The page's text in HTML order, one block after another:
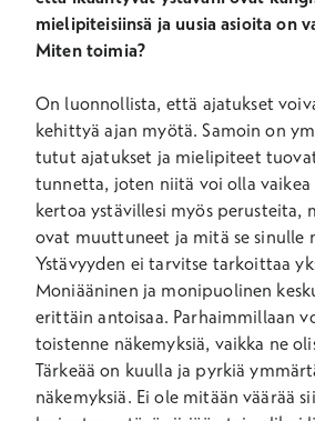
mielipiteisiinsä ja uusia asioita on
Miten toimia?
On luonnollista, että ajatukset
kehittyä ajan myötä. Samoin on
tutut ajatukset ja mielipiteet
tunnetta, joten niitä voi olla
kertoa ystävillesi myös perusteita,
ovat muuttuneet ja mitä se sinulle
Ystävyyden ei tarvitse tarkoittaa
Moniääninen ja monipuolinen
erittäin antoisaa. Parhaimmillaan
toistenne näkemyksiä, vaikka ne
Tärkeää on kuulla ja pyrkiä
näkemyksiä. Ei ole mitään väärää